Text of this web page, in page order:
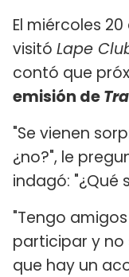
El miércoles
visitó Lape
contó que
emisión de
"Se vienen
¿no?", le
indagó: "¿Qué
"Tengo
participar y
que hay un